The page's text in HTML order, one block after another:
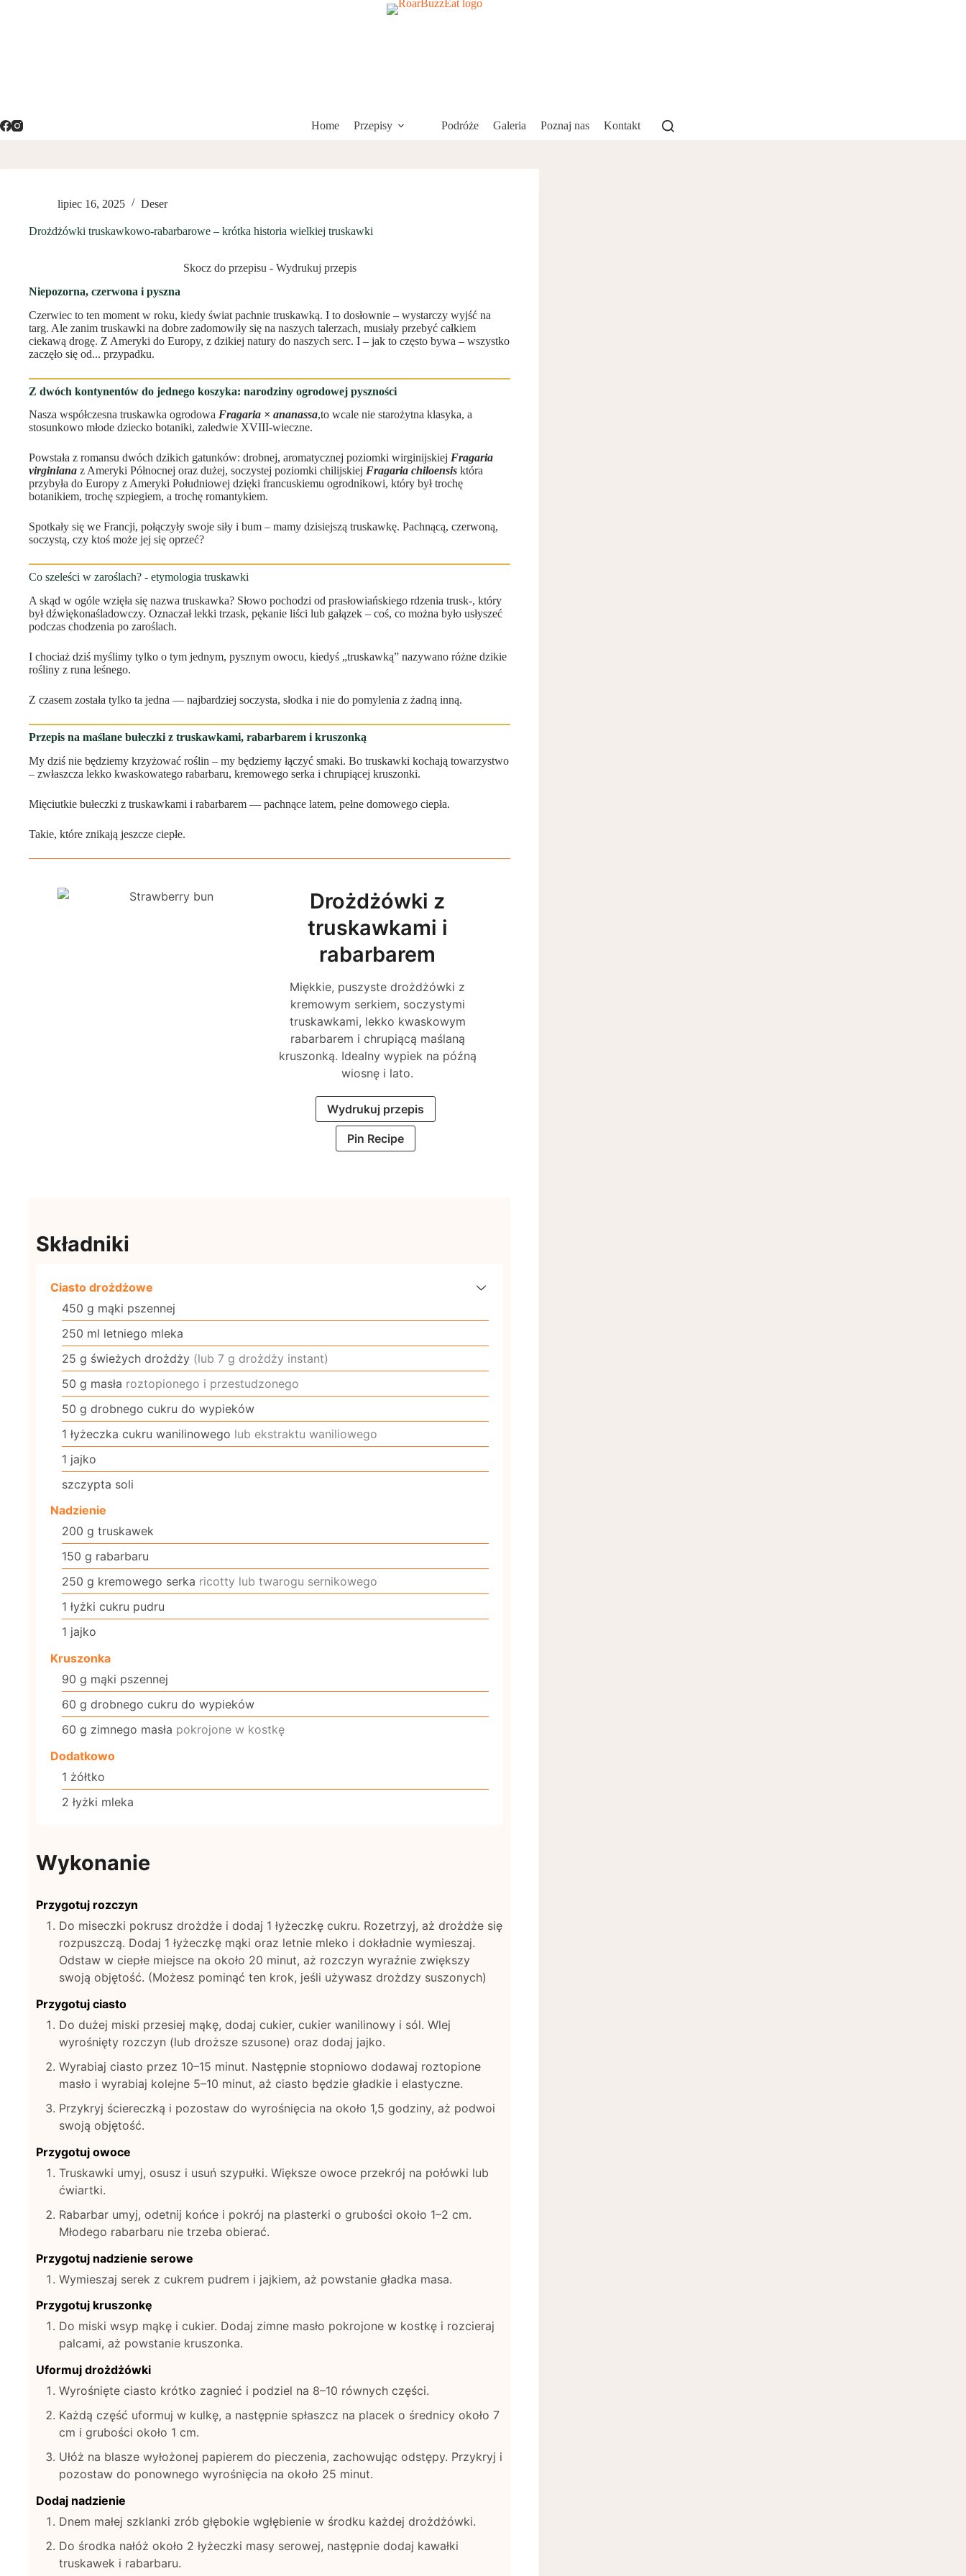
Home Przepisy Podróże Galeria Poznaj nas Kontakt
lipiec 16, 2025 Deser
Drożdżówki truskawkowo-rabarbarowe – krótka historia wielkiej truskawki
Skocz do przepisu - Wydrukuj przepis
Niepozorna, czerwona i pyszna
Czerwiec to ten moment w roku, kiedy świat pachnie truskawką. I to dosłownie – wystarczy wyjść na
targ. Ale zanim truskawki na dobre zadomowiły się na naszych talerzach, musiały przebyć całkiem
ciekawą drogę. Z Ameryki do Europy, z dzikiej natury do naszych serc. I – jak to często bywa – wszystko
zaczęło się od... przypadku.
Z dwóch kontynentów do jednego koszyka: narodziny ogrodowej pyszności
Nasza współczesna truskawka ogrodowa Fragaria × ananassa,to wcale nie starożytna klasyka, a
stosunkowo młode dziecko botaniki, zaledwie XVIII-wieczne.
Powstała z romansu dwóch dzikich gatunków: drobnej, aromatycznej poziomki wirginijskiej Fragaria
virginiana z Ameryki Północnej oraz dużej, soczystej poziomki chilijskiej Fragaria chiloensis która
przybyła do Europy z Ameryki Południowej dzięki francuskiemu ogrodnikowi, który był trochę
botanikiem, trochę szpiegiem, a trochę romantykiem.
Spotkały się we Francji, połączyły swoje siły i bum – mamy dzisiejszą truskawkę. Pachnącą, czerwoną,
soczystą, czy ktoś może jej się oprzeć?
Co szeleści w zaroślach? - etymologia truskawki
A skąd w ogóle wzięła się nazwa truskawka? Słowo pochodzi od prasłowiańskiego rdzenia trusk-, który
był dźwiękonaśladowczy. Oznaczał lekki trzask, pękanie liści lub gałązek – coś, co można było usłyszeć
podczas chodzenia po zaroślach.
I chociaż dziś myślimy tylko o tym jednym, pysznym owocu, kiedyś „truskawką” nazywano różne dzikie
rośliny z runa leśnego.
Z czasem została tylko ta jedna — najbardziej soczysta, słodka i nie do pomylenia z żadną inną.
Przepis na maślane bułeczki z truskawkami, rabarbarem i kruszonką
My dziś nie będziemy krzyżować roślin – my będziemy łączyć smaki. Bo truskawki kochają towarzystwo
– zwłaszcza lekko kwaskowatego rabarbaru, kremowego serka i chrupiącej kruszonki.
Mięciutkie bułeczki z truskawkami i rabarbarem — pachnące latem, pełne domowego ciepła.
Takie, które znikają jeszcze ciepłe.
Drożdżówki z
truskawkami i
rabarbarem
Miękkie, puszyste drożdżówki z
kremowym serkiem, soczystymi
truskawkami, lekko kwaskowym
rabarbarem i chrupiącą maślaną
kruszonką. Idealny wypiek na późną
wiosnę i lato.
Wydrukuj przepis
Pin Recipe
Składniki
Ciasto drożdżowe
450 g mąki pszennej
250 ml letniego mleka
25 g świeżych drożdży (lub 7 g drożdży instant)
50 g masła roztopionego i przestudzonego
50 g drobnego cukru do wypieków
1 łyżeczka cukru wanilinowego lub ekstraktu waniliowego
1 jajko
szczypta soli
Nadzienie
200 g truskawek
150 g rabarbaru
250 g kremowego serka ricotty lub twarogu sernikowego
1 łyżki cukru pudru
1 jajko
Kruszonka
90 g mąki pszennej
60 g drobnego cukru do wypieków
60 g zimnego masła pokrojone w kostkę
Dodatkowo
1 żółtko
2 łyżki mleka
Wykonanie
Przygotuj rozczyn
Do miseczki pokrusz drożdże i dodaj 1 łyżeczkę cukru. Rozetrzyj, aż drożdże się
rozpuszczą. Dodaj 1 łyżeczkę mąki oraz letnie mleko i dokładnie wymieszaj.
Odstaw w ciepłe miejsce na około 20 minut, aż rozczyn wyraźnie zwiększy
swoją objętość. (Możesz pominąć ten krok, jeśli używasz drożdzy suszonych)
Przygotuj ciasto
Do dużej miski przesiej mąkę, dodaj cukier, cukier wanilinowy i sól. Wlej
wyrośnięty rozczyn (lub droższe szusone) oraz dodaj jajko.
Wyrabiaj ciasto przez 10–15 minut. Następnie stopniowo dodawaj roztopione
masło i wyrabiaj kolejne 5–10 minut, aż ciasto będzie gładkie i elastyczne.
Przykryj ściereczką i pozostaw do wyrośnięcia na około 1,5 godziny, aż podwoi
swoją objętość.
Przygotuj owoce
Truskawki umyj, osusz i usuń szypułki. Większe owoce przekrój na połówki lub
ćwiartki.
Rabarbar umyj, odetnij końce i pokrój na plasterki o grubości około 1–2 cm.
Młodego rabarbaru nie trzeba obierać.
Przygotuj nadzienie serowe
Wymieszaj serek z cukrem pudrem i jajkiem, aż powstanie gładka masa.
Przygotuj kruszonkę
Do miski wsyp mąkę i cukier. Dodaj zimne masło pokrojone w kostkę i rozcieraj
palcami, aż powstanie kruszonka.
Uformuj drożdżówki
Wyrośnięte ciasto krótko zagnieć i podziel na 8–10 równych części.
Każdą część uformuj w kulkę, a następnie spłaszcz na placek o średnicy około 7
cm i grubości około 1 cm.
Ułóż na blasze wyłożonej papierem do pieczenia, zachowując odstępy. Przykryj i
pozostaw do ponownego wyrośnięcia na około 25 minut.
Dodaj nadzienie
Dnem małej szklanki zrób głębokie wgłębienie w środku każdej drożdżówki.
Do środka nałóż około 2 łyżeczki masy serowej, następnie dodaj kawałki
truskawek i rabarbaru.